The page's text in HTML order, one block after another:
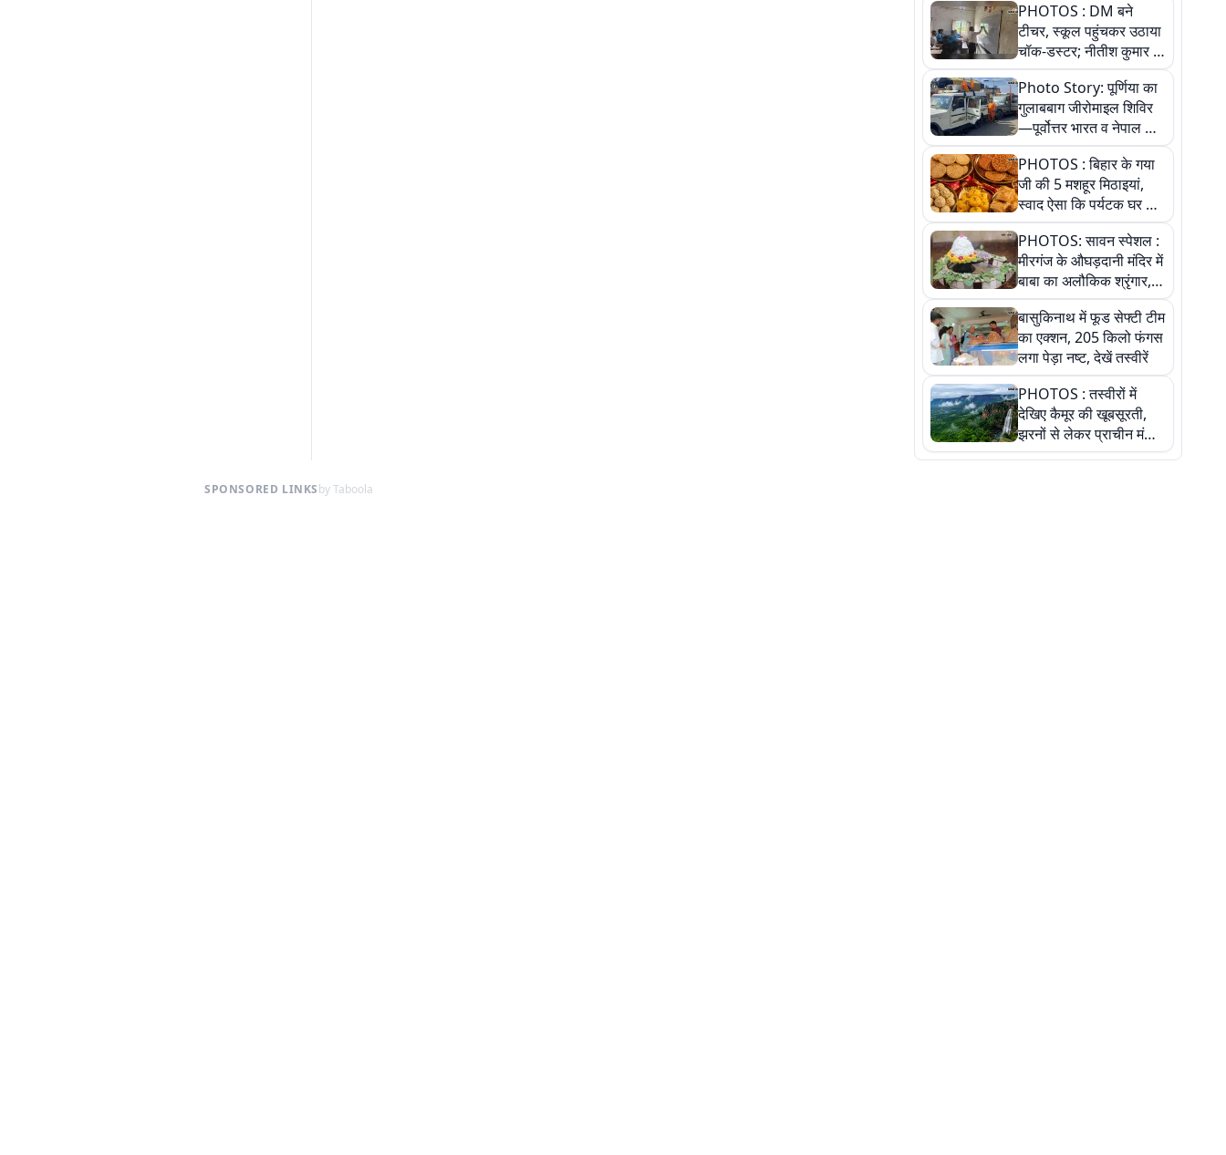
PHOTOS : DM बने
टीचर, स्कूल पहुंचकर उठाया
चॉक-डस्टर; नीतीश कुमार के
इस चहेते अधिकारी को
जानिए
Photo Story: पूर्णिया का
गुलाबबाग जीरोमाइल शिविर
—पूर्वोत्तर भारत व नेपाल के
कांवरियों का प्रमुख सेवा धाम
PHOTOS : बिहार के गया
जी की 5 मशहूर मिठाइयां,
स्वाद ऐसा कि पर्यटक घर ले
जाना नहीं भूलते, तस्वीरों में
देखें
PHOTOS: सावन स्पेशल :
मीरगंज के औघड़दानी मंदिर में
बाबा का अलौकिक श्रृंगार,
तस्वीरों में देखें महादेव के कई
मनमोहक स्वरूप
बासुकिनाथ में फूड सेफ्टी टीम
का एक्शन, 205 किलो फंगस
लगा पेड़ा नष्ट, देखें तस्वीरें
PHOTOS : तस्वीरों में
देखिए कैमूर की खूबसूरती,
झरनों से लेकर प्राचीन मंदिरों
तक प्रकृति और आस्था का
SPONSORED LINKSby Taboola